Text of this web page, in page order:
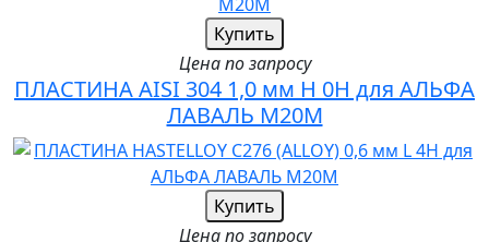
Купить
Цена по запросу
ПЛАСТИНА AISI 304 1,0 мм H 0H для АЛЬФА
ЛАВАЛЬ M20M
Купить
Цена по запросу